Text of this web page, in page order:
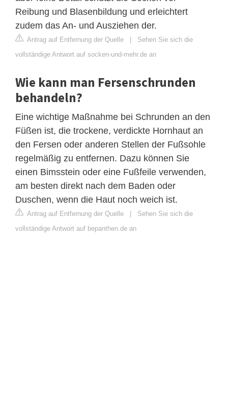
Reibung und Blasenbildung und erleichtert
zudem das An- und Ausziehen der.
Antrag auf Entfernung der Quelle | Sehen Sie sich die
vollständige Antwort auf socken-und-mehr.de an
Wie kann man Fersenschrunden
behandeln?
Eine wichtige Maßnahme bei Schrunden an den
Füßen ist, die trockene, verdickte Hornhaut an
den Fersen oder anderen Stellen der Fußsohle
regelmäßig zu entfernen. Dazu können Sie
einen Bimsstein oder eine Fußfeile verwenden,
am besten direkt nach dem Baden oder
Duschen, wenn die Haut noch weich ist.
Antrag auf Entfernung der Quelle | Sehen Sie sich die
vollständige Antwort auf bepanthen.de an